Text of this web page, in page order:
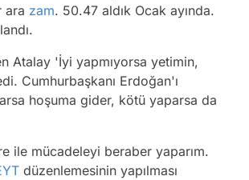
ara zam. 50.47 aldık Ocak ayında.
Atalay 'İyi yapmıyorsa yetimin,
Cumhurbaşkanı Erdoğan'ı
hoşuma gider, kötü yaparsa da
ile mücadeleyi beraber yaparım.
düzenlemesinin yapılması